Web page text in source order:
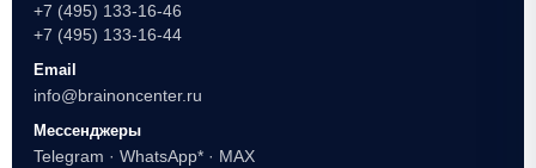
+7 (495) 133-16-46
+7 (495) 133-16-44
Email
info@brainoncenter.ru
Мессенджеры
Telegram · WhatsApp* · MAX